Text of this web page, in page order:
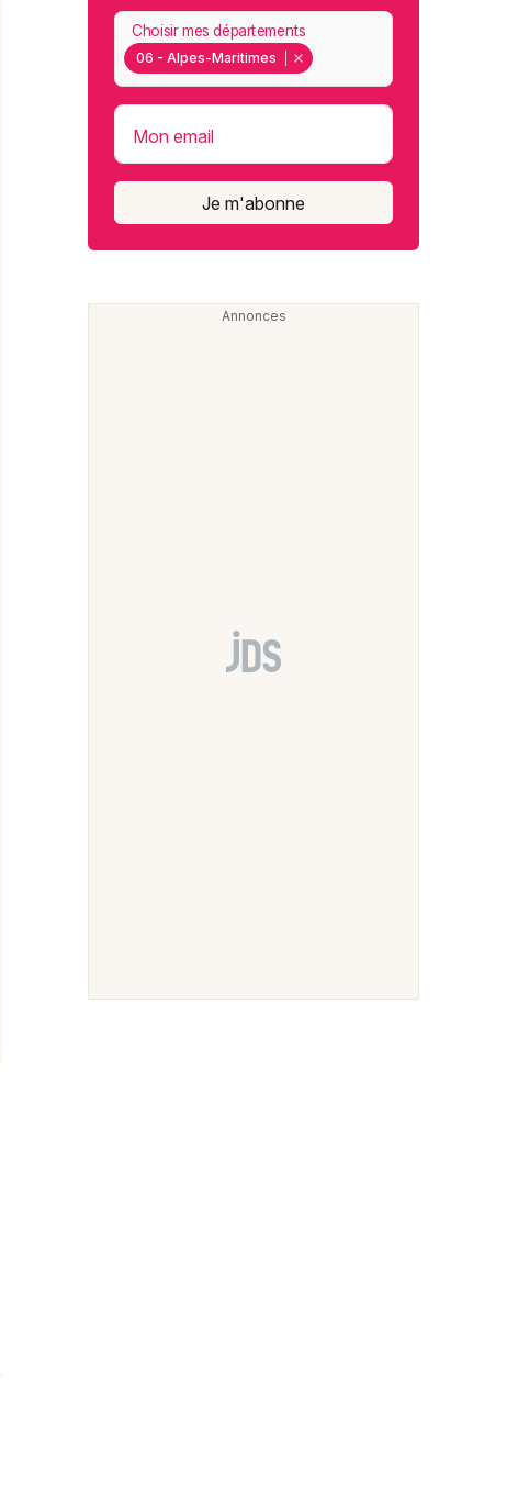
06 - Alpes-Maritimes
Choisir mes départements
Mon email
Je m'abonne